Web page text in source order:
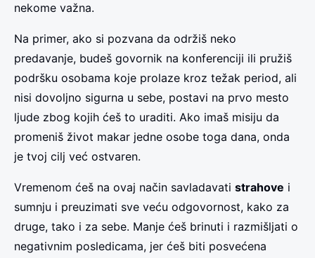
nekome važna.
Na primer, ako si pozvana da održiš neko
predavanje, budeš govornik na konferenciji ili pružiš
podršku osobama koje prolaze kroz težak period, ali
nisi dovoljno sigurna u sebe, postavi na prvo mesto
ljude zbog kojih ćeš to uraditi. Ako imaš misiju da
promeniš život makar jedne osobe toga dana, onda
je tvoj cilj već ostvaren.
Vremenom ćeš na ovaj način savladavati strahove i
sumnju i preuzimati sve veću odgovornost, kako za
druge, tako i za sebe. Manje ćeš brinuti i razmišljati o
negativnim posledicama, jer ćeš biti posvećena